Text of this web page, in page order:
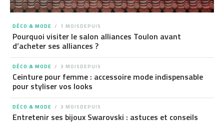
DÉCO & MODE 1 MOISDEPUIS
Pourquoi visiter le salon alliances Toulon avant
d’acheter ses alliances ?
DÉCO & MODE 3 MOISDEPUIS
Ceinture pour femme : accessoire mode indispensable
pour styliser vos looks
DÉCO & MODE 3 MOISDEPUIS
Entretenir ses bijoux Swarovski : astuces et conseils